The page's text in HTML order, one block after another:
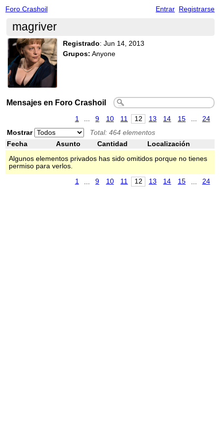
Foro Crashoil Entrar Registrarse
magriver
Registrado: Jun 14, 2013
Grupos: Anyone
Mensajes en Foro Crashoil
1 9 10 11 12 13 14 15
24
Mostrar
Total: 464 elementos
Fecha
Asunto Cantidad
Localización
Algunos elementos privados has sido omitidos porque no tienes
permiso para verlos.
1 9 10 11 12 13 14 15 24